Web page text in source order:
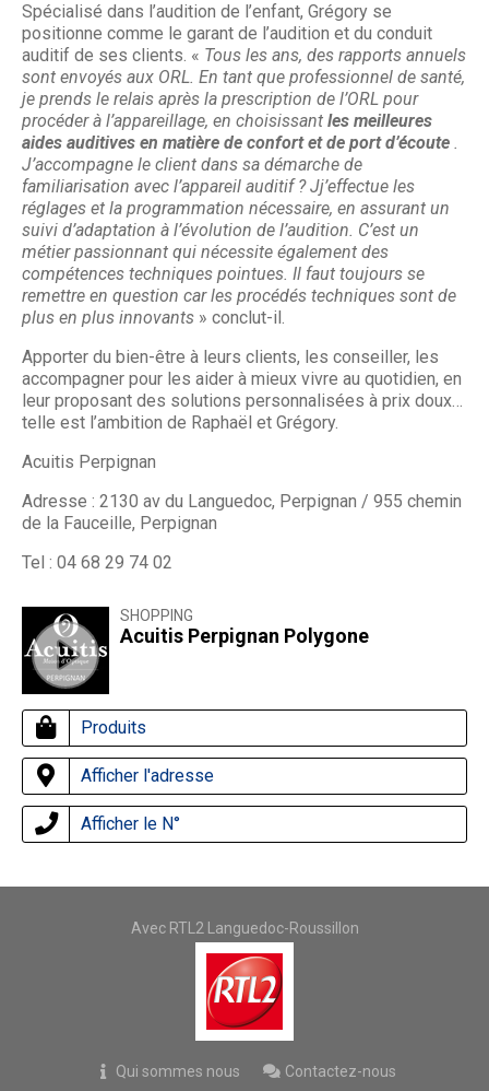
Spécialisé dans l’audition de l’enfant, Grégory se
positionne comme le garant de l’audition et du conduit
auditif de ses clients. « Tous les ans, des rapports annuels
sont envoyés aux ORL. En tant que professionnel de santé,
je prends le relais après la prescription de l’ORL pour
procéder à l’appareillage, en choisissant les meilleures
aides auditives en matière de confort et de port d’écoute .
J’accompagne le client dans sa démarche de
familiarisation avec l’appareil auditif ? Jj’effectue les
réglages et la programmation nécessaire, en assurant un
suivi d’adaptation à l’évolution de l’audition. C’est un
métier passionnant qui nécessite également des
compétences techniques pointues. Il faut toujours se
remettre en question car les procédés techniques sont de
plus en plus innovants » conclut-il.
Apporter du bien-être à leurs clients, les conseiller, les
accompagner pour les aider à mieux vivre au quotidien, en
leur proposant des solutions personnalisées à prix doux…
telle est l’ambition de Raphaël et Grégory.
Acuitis Perpignan
Adresse : 2130 av du Languedoc, Perpignan / 955 chemin
de la Fauceille, Perpignan
Tel : 04 68 29 74 02
SHOPPING
Acuitis Perpignan Polygone
Produits
Afficher l'adresse
Afficher le N°
Avec RTL2 Languedoc-Roussillon
Qui sommes nous Contactez-nous